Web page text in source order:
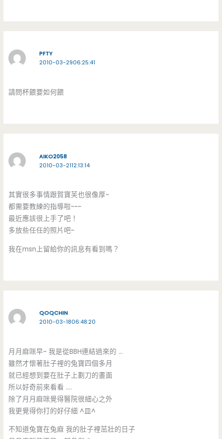
PFTY
2010-03-2906:25:41
請問杯餵要如何餵
AIKO2058
2010-03-2112:13:14
其實很多事情跟賀寶芙也很像厚~
都需要教練的指導啦~~~
最近應該很上手了吧！
多放些任任的照片吧~
我在msn上留給你的訊息有看到嗎？
QOQCHIN
2010-03-1806:48:20
月月麻咪早~ 我是從BBH連結過來的 …
雖然才懷著肚子裡的兔寶四個多月
就已經想到要在肚子上劃刀的畫面
所以好奇前來看看 ….
除了月月麻咪覺得醫院很細心之外
我更覺得你打的好仔細 ^皿^
不知道兔寶在兔麻 我的肚子裡茁壯的日子